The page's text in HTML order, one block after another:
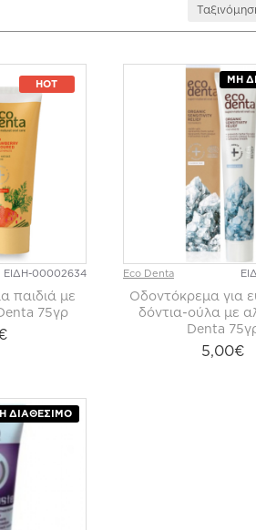
HOT
ΕΙΔΗ-00002634
παιδιά με
75γρ
ΜΗ
Eco Denta
Οδοντόκρεμα για
δόντια-ούλα με
Denta
5,00€
ΔΙΑΘΈΣΙΜΟ